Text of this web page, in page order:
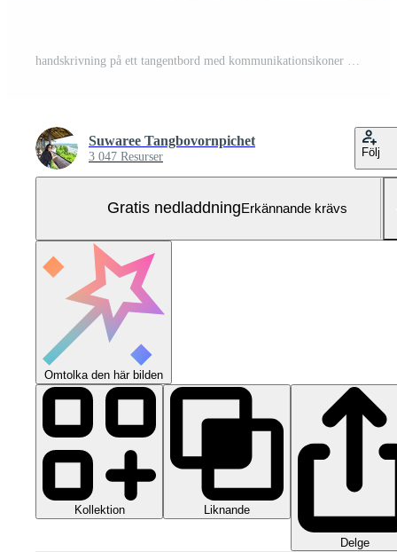
Suwaree Tangbovornpichet
3 047 Resurser Följ
Gratis nedladdningErkännande krävs
Omtolka den här bilden
Kollektion Liknande
Delge